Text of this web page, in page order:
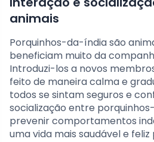
animais
Porquinhos-da-índia são
beneficiam muito da
Introduzi-los a novos
feito de maneira calma e
todos se sintam seguros e
socialização entre
prevenir comportamentos
uma vida mais saudável e feliz